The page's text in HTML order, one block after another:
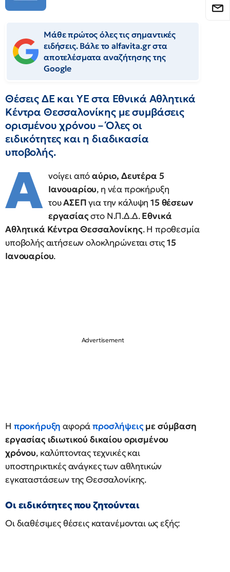
Μάθε πρώτος όλες τις σημαντικές
ειδήσεις. Βάλε το alfavita.gr στα
αποτελέσματα αναζήτησης της
Google
Θέσεις ΔΕ και ΥΕ στα Εθνικά Αθλητικά
Κέντρα Θεσσαλονίκης με συμβάσεις
ορισμένου χρόνου – Όλες οι
ειδικότητες και η διαδικασία
υποβολής.
Α νοίγει απόαύριο, Δευτέρα 5
Ιανουαρίου, η νέα προκήρυξη
τουΑΣΕΠγια την κάλυψη15 θέσεων
εργασίαςστο Ν.Π.Δ.Δ.Εθνικά
Αθλητικά Κέντρα Θεσσαλονίκης. Η προθεσμία
υποβολής αιτήσεων ολοκληρώνεται στις15
Ιανουαρίου.
Η προκήρυξηαφοράπροσλήψειςμε σύμβαση
εργασίας ιδιωτικού δικαίου ορισμένου
χρόνου, καλύπτοντας τεχνικές και
υποστηρικτικές ανάγκες των αθλητικών
εγκαταστάσεων της Θεσσαλονίκης.
Οι ειδικότητες που ζητούνται
Οι διαθέσιμες θέσεις κατανέμονται ως εξής: